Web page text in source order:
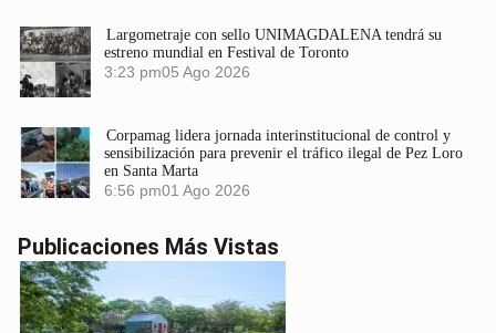
Largometraje con sello UNIMAGDALENA tendrá su
estreno mundial en Festival de Toronto
3:23 pm05 Ago 2026
Corpamag lidera jornada interinstitucional de control y
sensibilización para prevenir el tráfico ilegal de Pez Loro
en Santa Marta
6:56 pm01 Ago 2026
Publicaciones Más Vistas